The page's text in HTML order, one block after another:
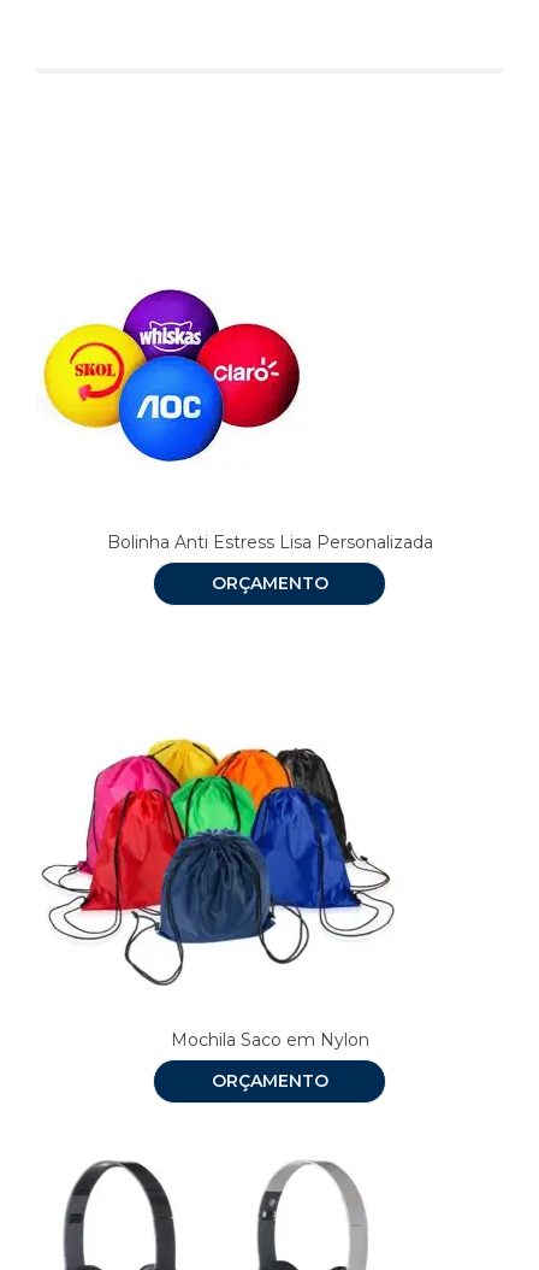
Bolinha Anti Estress Lisa Personalizada
ORÇAMENTO
Mochila Saco em Nylon
ORÇAMENTO